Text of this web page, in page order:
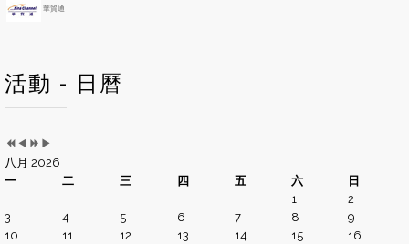
華貿通
活動 - 日曆
八月 2026
一
二 三 四 五 六
日
1
2
3
4 5 6 7 8
9
10
11 12 13 14 15
16